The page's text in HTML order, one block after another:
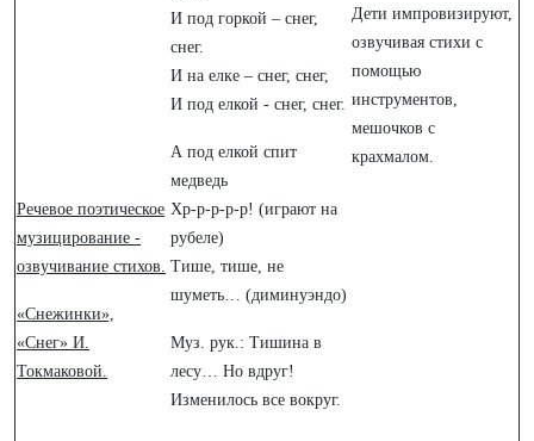
Речевое поэтическое
музицирование -
озвучивание стихов.
«Снежинки»,
«Снег» И.
Токмаковой.
И под горкой – снег,
снег.
И на елке – снег, снег,
И под елкой - снег, снег.
А под елкой спит
медведь
Хр-р-р-р-р! (играют на
рубеле)
Тише, тише, не
шуметь… (диминуэндо)
Муз. рук.: Тишина в
лесу… Но вдруг!
Изменилось все вокруг.
Дети импровизируют,
озвучивая стихи с
помощью
инструментов,
мешочков с
крахмалом.